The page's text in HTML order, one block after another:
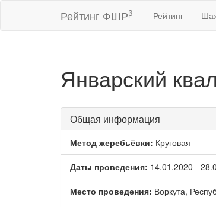
Рейтинг ФШРβ Рейтинг
Январский
Общая информация
Метод жеребьёвки: Круговая
Даты проведения: 14.01.2020 -
Место проведения: Воркута,